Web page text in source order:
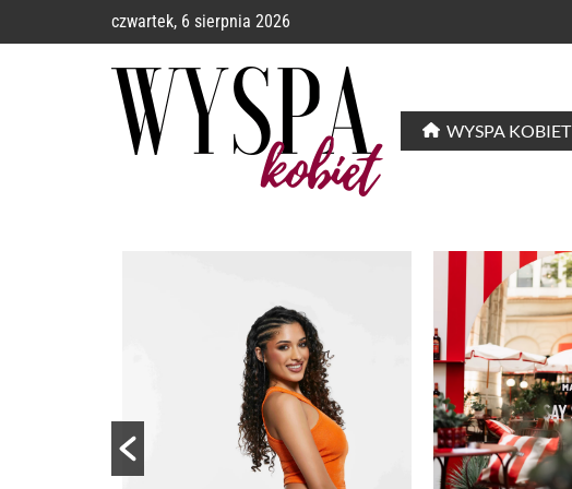
czwartek, 6 sierpnia 2026
WYSPA KOBIET